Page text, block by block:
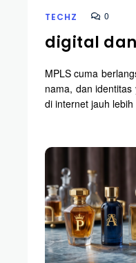
TECHZ 0
digital
MPLS cuma
nama, dan
di internet jauh lebih